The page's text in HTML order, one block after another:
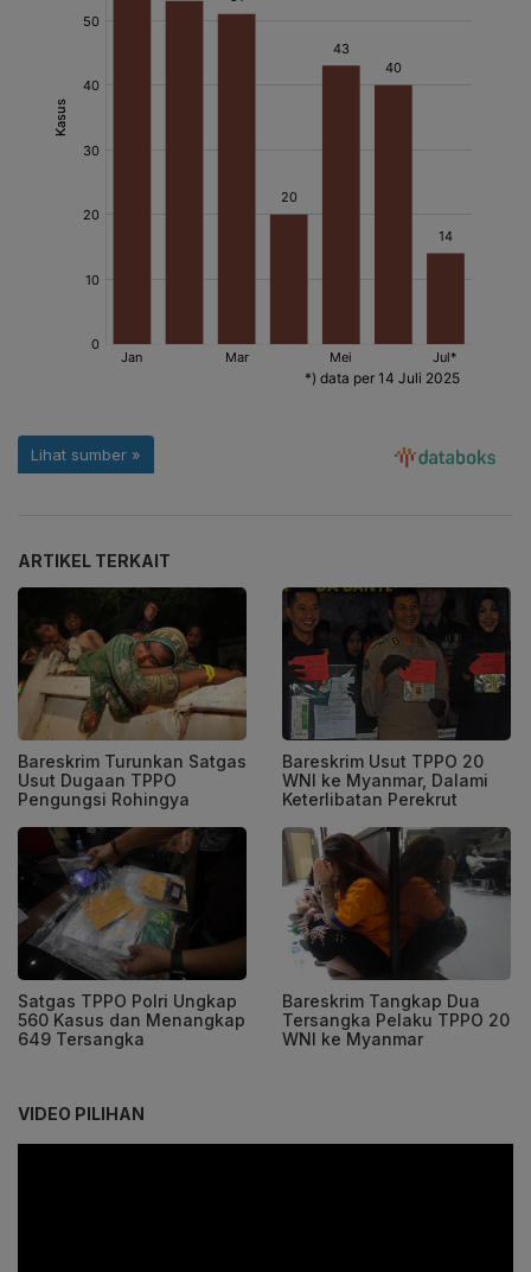
ARTIKEL TERKAIT
Bareskrim Turunkan Satgas
Usut Dugaan TPPO
Pengungsi Rohingya
Bareskrim Usut TPPO 20
WNI ke Myanmar, Dalami
Keterlibatan Perekrut
Satgas TPPO Polri Ungkap
560 Kasus dan Menangkap
649 Tersangka
Bareskrim Tangkap Dua
Tersangka Pelaku TPPO 20
WNI ke Myanmar
VIDEO PILIHAN